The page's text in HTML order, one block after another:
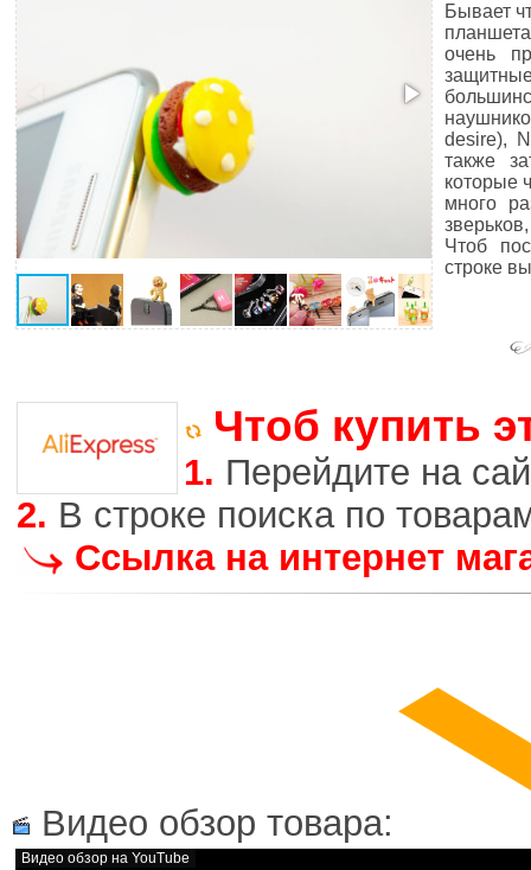
Бывает
очень
desire),
также
которые
много
Чтоб
строке
Чтоб купить
1. Перейдите на
2. В строке поиска по
Ссылка на интернет
Видео обзор товара:
Видео обзор на YouTube